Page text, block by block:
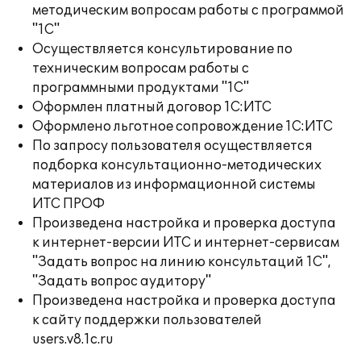
методическим вопросам работы с программой
"1С"
Осуществляется консультирование по
техническим вопросам работы с
программными продуктами "1С"
Оформлен платный договор 1С:ИТС
Оформлено льготное сопровождение 1С:ИТС
По запросу пользователя осуществляется
подборка консультационно-методических
материалов из информационной системы
ИТС ПРОФ
Произведена настройка и проверка доступа
к интернет-версии ИТС и интернет-сервисам
"Задать вопрос на линию консультаций 1С",
"Задать вопрос аудитору"
Произведена настройка и проверка доступа
к сайту поддержки пользователей
users.v8.1c.ru